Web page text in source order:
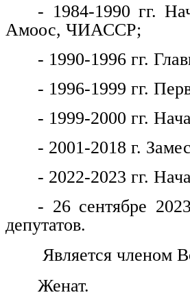
- 1984-1990 гг.
Амоос, ЧИАССР;
- 1990-1996 гг.
- 1996-1999 гг.
- 1999-2000 гг.
- 2001-2018 г.
- 2022-2023 гг.
- 26 сентябре
депутатов.
Является членом
Женат.